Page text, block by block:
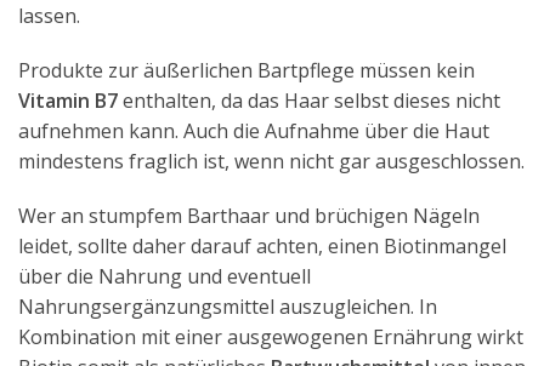
lassen.
Produkte zur äußerlichen Bartpflege müssen kein
Vitamin B7enthalten, da das Haar selbst dieses nicht
aufnehmen kann. Auch die Aufnahme über die Haut
mindestens fraglich ist, wenn nicht gar ausgeschlossen.
Wer an stumpfem Barthaar und brüchigen Nägeln
leidet, sollte daher darauf achten, einen Biotinmangel
über die Nahrung und eventuell
Nahrungsergänzungsmittel auszugleichen. In
Kombination mit einer ausgewogenen Ernährung wirkt